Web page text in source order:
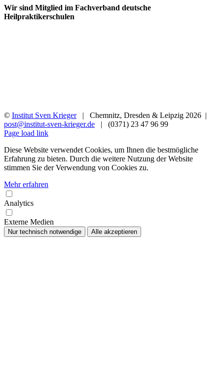
Wir sind Mitglied im Fachverband deutsche
Heilpraktikerschulen
© Institut Sven Krieger| Chemnitz, Dresden & Leipzig 2026 |
post@institut-sven-krieger.de | (0371) 23 47 96 99
Facebook
YouTube
Instagram
Rss
Page load link
Diese Website verwendet Cookies, um Ihnen die bestmögliche
Erfahrung zu bieten. Durch die weitere Nutzung der Website
stimmen Sie der Verwendung von Cookies zu.
Mehr erfahren
Analytics
Externe Medien
Nur technisch notwendige Alle akzeptieren